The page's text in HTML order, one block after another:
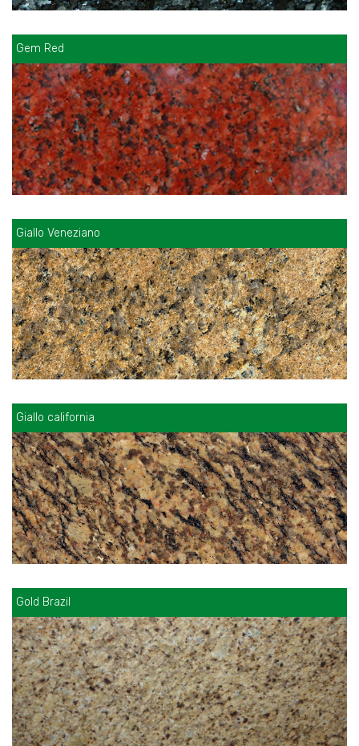
Gem Red
Giallo Veneziano
Giallo california
Gold Brazil